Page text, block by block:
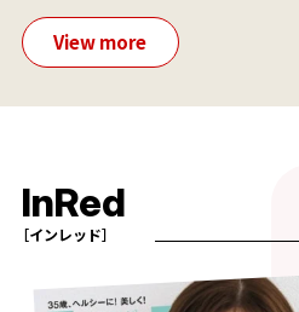
View more
InRed
［インレッド］